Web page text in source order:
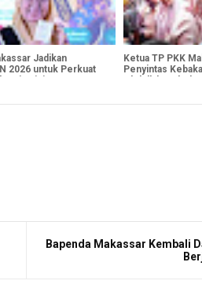
Jadikan
2026 untuk Perkuat
Ketua TP PKK
Penyintas
Bapenda Makassar Kembali